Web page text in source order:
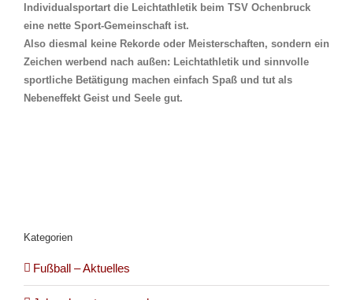
Individualsportart die Leichtathletik beim TSV Ochenbruck
eine nette Sport-Gemeinschaft ist.
Also diesmal keine Rekorde oder Meisterschaften, sondern ein
Zeichen werbend nach außen: Leichtathletik und sinnvolle
sportliche Betätigung machen einfach Spaß und tut als
Nebeneffekt Geist und Seele gut.
Kategorien
Fußball – Aktuelles